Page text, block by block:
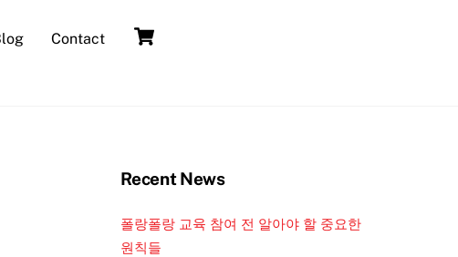
Contact
Recent News
폴랑폴랑 교육 참여 전 알아야 할 중요한
원칙들